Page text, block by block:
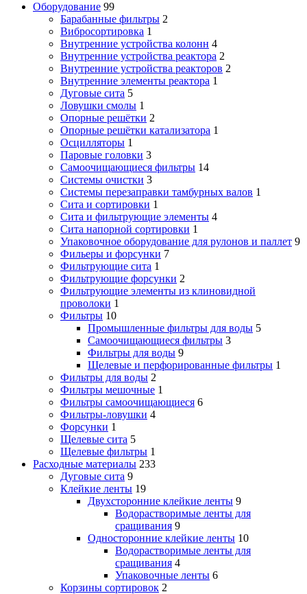
Оборудование 99
Барабанные фильтры 2
Вибросортировка 1
Внутренние устройства колонн 4
Внутренние устройства реактора 2
Внутренние устройства реакторов 2
Внутренние элементы реактора 1
Дуговые сита 5
Ловушки смолы 1
Опорные решётки 2
Опорные решётки катализатора 1
Осцилляторы 1
Паровые головки 3
Самоочищающиеся фильтры 14
Системы очистки 3
Системы перезаправки тамбурных валов 1
Сита и сортировки 1
Сита и фильтрующие элементы 4
Сита напорной сортировки 1
Упаковочное оборудование для рулонов и паллет 9
Фильеры и форсунки 7
Фильтрующие сита 1
Фильтрующие форсунки 2
Фильтрующие элементы из клиновидной
проволоки 1
Фильтры 10
Промышленные фильтры для воды 5
Самоочищающиеся фильтры 3
Фильтры для воды 9
Щелевые и перфорированные фильтры 1
Фильтры для воды 2
Фильтры мешочные 1
Фильтры самоочищающиеся 6
Фильтры-ловушки 4
Форсунки 1
Щелевые сита 5
Щелевые фильтры 1
Расходные материалы 233
Дуговые сита 9
Клейкие ленты 19
Двухсторонние клейкие ленты 9
Водорастворимые ленты для
сращивания 9
Односторонние клейкие ленты 10
Водорастворимые ленты для
сращивания 4
Упаковочные ленты 6
Корзины сортировок 2